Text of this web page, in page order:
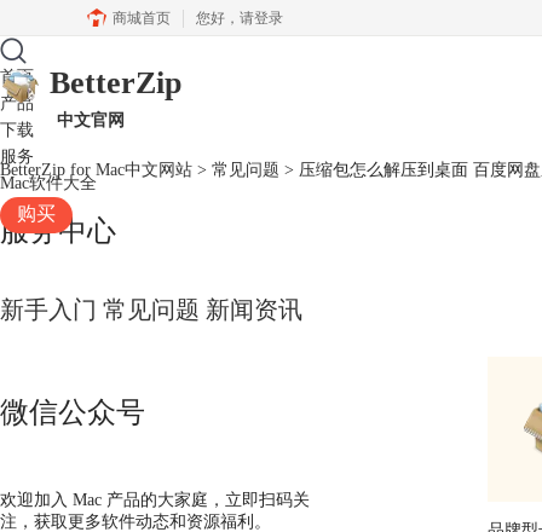
商城首页 您好， 请登录
BetterZip
中文官网
首页
产品
下载
服务
Mac软件大全
购买
BetterZip for Mac中文网站 > 常见问题 > 压缩包怎么解压到桌面 百度网
服务中心
新手入门 常见问题 新闻资讯
微信公众号
欢迎加入 Mac 产品的大家庭，立即扫码关
注，获取更多软件动态和资源福利。